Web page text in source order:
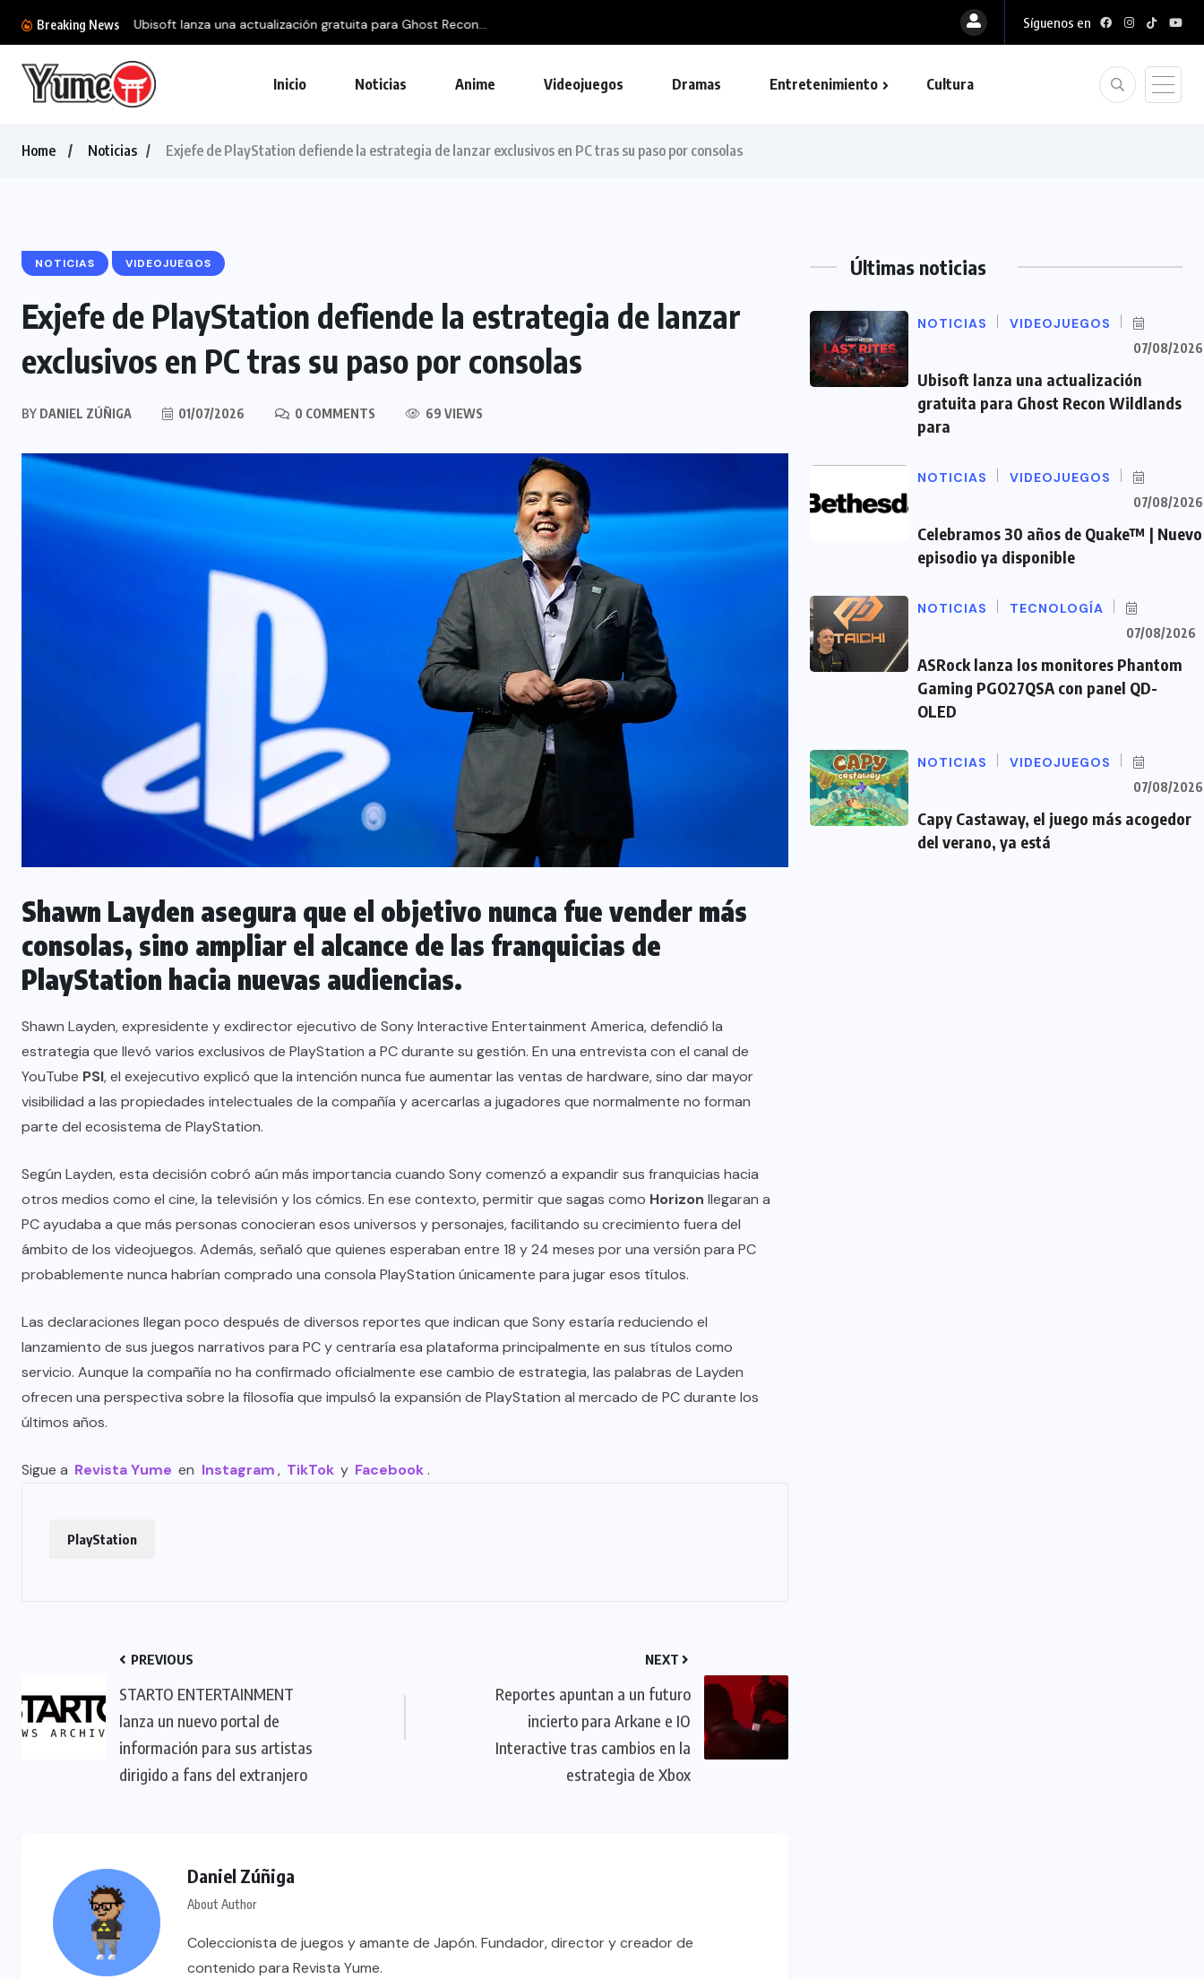
Breaking News Ubisoft lanza una actualización gratuita para Ghost Recon... Síguenos en
Inicio Noticias Anime Videojuegos Dramas Entretenimiento Cultura
Home Noticias Exjefe de PlayStation defiende la estrategia de lanzar exclusivos en PC tras su paso por consolas
NOTICIAS VIDEOJUEGOS
Exjefe de PlayStation defiende la estrategia de lanzar
exclusivos en PC tras su paso por consolas
BY DANIEL ZÚÑIGA 01/07/2026 0 COMMENTS 69 VIEWS
Shawn Layden asegura que el objetivo nunca fue vender más
consolas, sino ampliar el alcance de las franquicias de
PlayStation hacia nuevas audiencias.
Shawn Layden, expresidente y exdirector ejecutivo de Sony Interactive Entertainment America, defendió la
estrategia que llevó varios exclusivos de PlayStation a PC durante su gestión. En una entrevista con el canal de
YouTube PSI, el exejecutivo explicó que la intención nunca fue aumentar las ventas de hardware, sino dar mayor
visibilidad a las propiedades intelectuales de la compañía y acercarlas a jugadores que normalmente no forman
parte del ecosistema de PlayStation.
Según Layden, esta decisión cobró aún más importancia cuando Sony comenzó a expandir sus franquicias hacia
otros medios como el cine, la televisión y los cómics. En ese contexto, permitir que sagas como Horizon llegaran a
PC ayudaba a que más personas conocieran esos universos y personajes, facilitando su crecimiento fuera del
ámbito de los videojuegos. Además, señaló que quienes esperaban entre 18 y 24 meses por una versión para PC
probablemente nunca habrían comprado una consola PlayStation únicamente para jugar esos títulos.
Las declaraciones llegan poco después de diversos reportes que indican que Sony estaría reduciendo el
lanzamiento de sus juegos narrativos para PC y centraría esa plataforma principalmente en sus títulos como
servicio. Aunque la compañía no ha confirmado oficialmente ese cambio de estrategia, las palabras de Layden
ofrecen una perspectiva sobre la filosofía que impulsó la expansión de PlayStation al mercado de PC durante los
últimos años.
Sigue a Revista Yume en Instagram, TikTok y Facebook.
PlayStation
PREVIOUS
STARTO ENTERTAINMENT
lanza un nuevo portal de
información para sus artistas
dirigido a fans del extranjero
NEXT
Reportes apuntan a un futuro
incierto para Arkane e IO
Interactive tras cambios en la
estrategia de Xbox
Daniel Zúñiga
About Author
Coleccionista de juegos y amante de Japón. Fundador, director y creador de
contenido para Revista Yume.
Últimas noticias
NOTICIAS VIDEOJUEGOS
07/08/2026
Ubisoft lanza una actualización
gratuita para Ghost Recon Wildlands
para
NOTICIAS VIDEOJUEGOS
07/08/2026
Celebramos 30 años de Quake™ | Nuevo
episodio ya disponible
NOTICIAS TECNOLOGÍA
07/08/2026
ASRock lanza los monitores Phantom
Gaming PGO27QSA con panel QD-
OLED
NOTICIAS VIDEOJUEGOS
07/08/2026
Capy Castaway, el juego más acogedor
del verano, ya está